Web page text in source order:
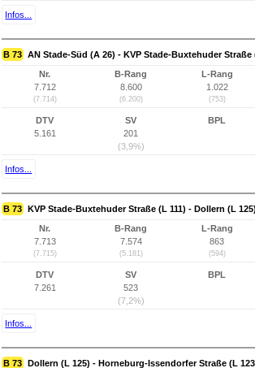
Infos...
B 73 AN Stade-Süd (A 26) - KVP Stade-Buxtehuder Straße
Nr.
7.712
(7.714)
B-Rang
8.600
(6.200)
L-Rang
1.022
(753)
DTV
5.161
SV
201
(3,9%)
BPL
Infos...
B 73 KVP Stade-Buxtehuder Straße (L 111) - Dollern (L 125)
Nr.
7.713
(7.715)
B-Rang
7.574
(5.181)
L-Rang
863
(594)
DTV
7.261
SV
523
(7,2%)
BPL
Infos...
B 73 Dollern (L 125) - Horneburg-Issendorfer Straße (L